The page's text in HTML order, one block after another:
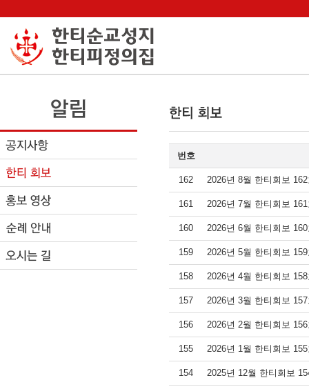
번호
162 2026년 8월 한티회보 162
161 2026년 7월 한티회보 161
160 2026년 6월 한티회보 160
159 2026년 5월 한티회보 159
158 2026년 4월 한티회보 158
157 2026년 3월 한티회보 157
156 2026년 2월 한티회보 156
155 2026년 1월 한티회보 155
154 2025년 12월 한티회보